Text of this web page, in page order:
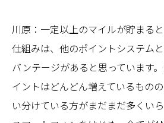
川原：一定以上のマイルが貯まる
仕組みは、他のポイントシステム
バンテージがあると思っています
イントはどんどん増えているもの
い分けている方がまだまだ多くいら